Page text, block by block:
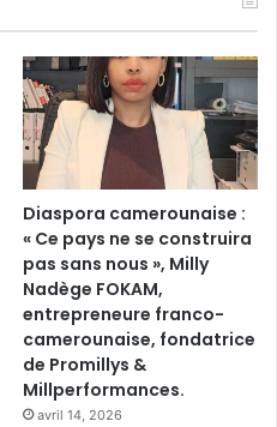
Diaspora camerounaise :
« Ce pays ne se construira
pas sans nous », Milly
Nadège FOKAM,
entrepreneure franco-
camerounaise, fondatrice
de Promillys &
Millperformances.
avril 14, 2026